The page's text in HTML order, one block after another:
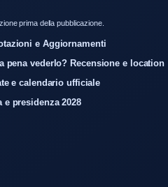
prima della pubblicazione.
e Aggiornamenti
pena vederlo? Recensione e location
e calendario ufficiale
e presidenza 2028